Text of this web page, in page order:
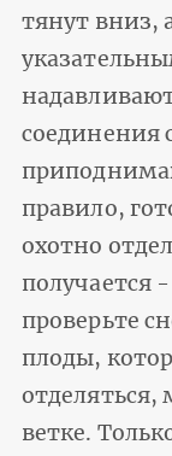
тянут вниз,
соединения
правило,
охотно
получается
проверьте
плоды,
отделяться,
ветке.